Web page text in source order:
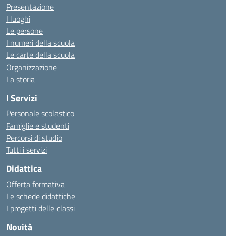
Presentazione
I luoghi
Le persone
I numeri della scuola
Le carte della scuola
Organizzazione
La storia
I Servizi
Personale scolastico
Famiglie e studenti
Percorsi di studio
Tutti i servizi
Didattica
Offerta formativa
Le schede didattiche
I progetti delle classi
Novità